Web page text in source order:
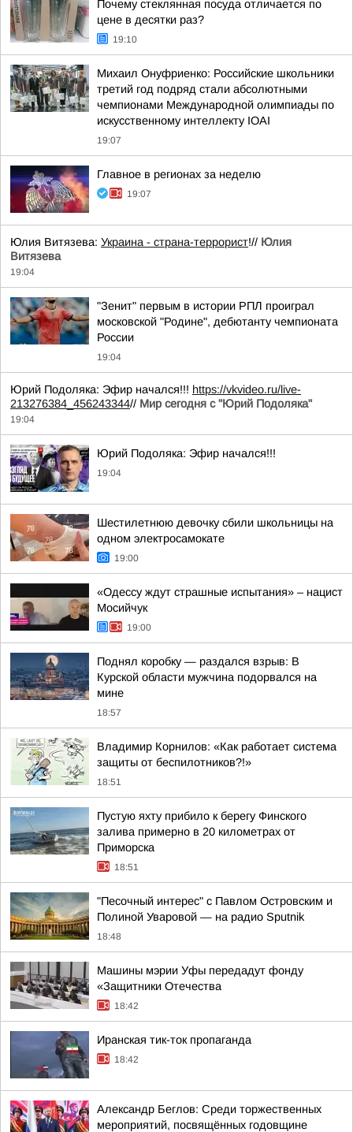
Почему стеклянная посуда отличается по
цене в десятки раз?
19:10
Михаил Онуфриенко: Российские школьники
третий год подряд стали абсолютными
чемпионами Международной олимпиады по
искусственному интеллекту IOAI
19:07
Главное в регионах за неделю
19:07
Юлия Витязева: Украина - страна-террорист!// Юлия
Витязева
19:04
"Зенит" первым в истории РПЛ проиграл
московской "Родине", дебютанту чемпионата
России
19:04
Юрий Подоляка: Эфир начался!!! https://vkvideo.ru/live-
213276384_456243344// Мир сегодня с "Юрий Подоляка"
19:04
Юрий Подоляка: Эфир начался!!!
19:04
Шестилетнюю девочку сбили школьницы на
одном электросамокате
19:00
«Одессу ждут страшные испытания» – нацист
Мосийчук
19:00
Поднял коробку — раздался взрыв: В
Курской области мужчина подорвался на
мине
18:57
Владимир Корнилов: «Как работает система
защиты от беспилотников?!»
18:51
Пустую яхту прибило к берегу Финского
залива примерно в 20 километрах от
Приморска
18:51
"Песочный интерес" с Павлом Островским и
Полиной Уваровой — на радио Sputnik
18:48
Машины мэрии Уфы передадут фонду
«Защитники Отечества
18:42
Иранская тик-ток пропаганда
18:42
Александр Беглов: Среди торжественных
мероприятий, посвящённых годовщине